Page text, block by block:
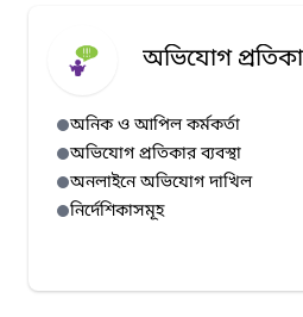
অভিযোগ
অনিক ও আপিল কর্মকর্তা
অভিযোগ প্রতিকার ব্যবস্থা
অনলাইনে অভিযোগ দাখিল
নির্দেশিকাসমূহ